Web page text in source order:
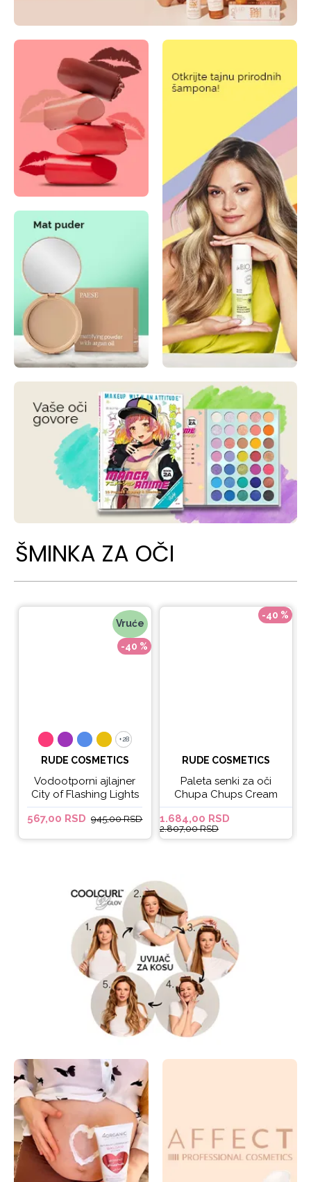
ŠMINKA ZA OČI
Vruće
-40 %
+28
+28
RUDE COSMETICS
Vodootporni ajlajner
City of Flashing Lights
Micro Retractable Liner
- It's Lit
567,00 RSD 945,00 RSD
-40 %
RUDE COSMETICS
Paleta senki za oči
Chupa Chups Cream
Soda
1.684,00 RSD
2.807,00 RSD